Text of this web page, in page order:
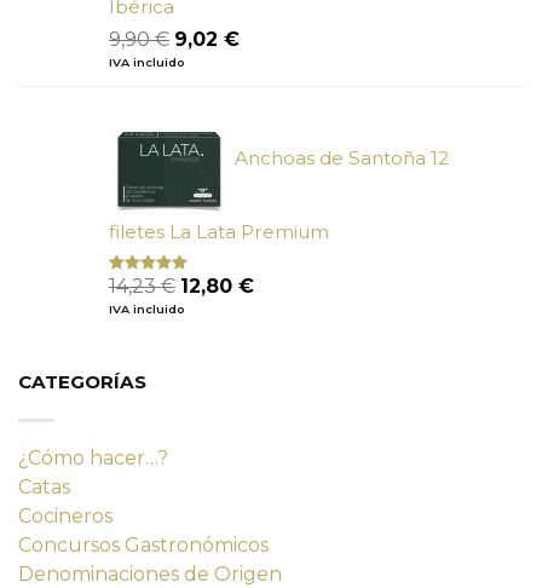
Ibérica
9,90€ El
precio
9,90 €.
9,02 €El
IVA incluido
Anchoas de Santoña 12
filetes La Lata Premium
Valorado
con
de 5
14,23€ El
precio
12,80 €El
IVA incluido
CATEGORÍAS
¿Cómo hacer…?
Catas
Cocineros
Concursos Gastronómicos
Denominaciones de Origen